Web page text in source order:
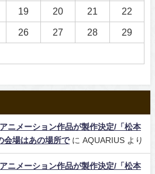
19 20 21 22
26 27 28 29
ニメーション作品が製作決定/「松本
会場はあの場所でに AQUARIUS より
ニメーション作品が製作決定/「松本